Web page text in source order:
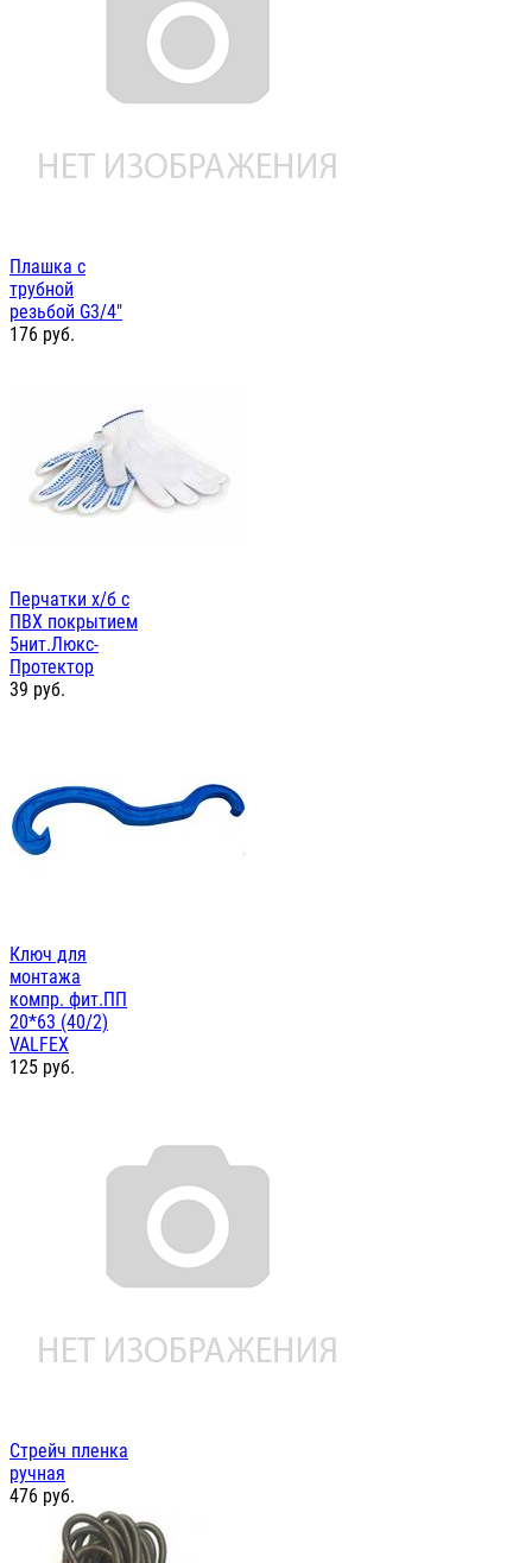
Плашка с
трубной
резьбой G3/4"
176 руб.
Перчатки х/б с
ПВХ покрытием
5нит.Люкс-
Протектор
39 руб.
Ключ для
монтажа
компр. фит.ПП
20*63 (40/2)
VALFEX
125 руб.
Стрейч пленка
ручная
476 руб.